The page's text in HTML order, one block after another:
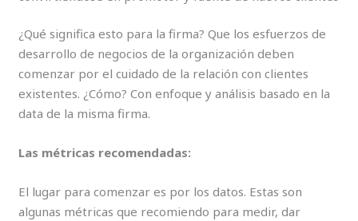
¿Qué significa esto para la firma? Que los esfuerzos de
desarrollo de negocios de la organización deben
comenzar por el cuidado de la relación con clientes
existentes. ¿Cómo? Con enfoque y análisis basado en la
data de la misma firma.
Las métricas recomendadas:
El lugar para comenzar es por los datos. Estas son
algunas métricas que recomiendo para medir, dar